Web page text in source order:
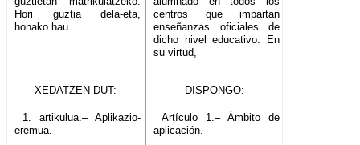
Hori guztia dela-eta,
honako hau
centros que impartan
enseñanzas oficiales de
dicho nivel educativo. En
su virtud,
XEDATZEN DUT: DISPONGO:
1. artikulua.– Aplikazio-
eremua.
Artículo 1.– Ámbito de
aplicación.